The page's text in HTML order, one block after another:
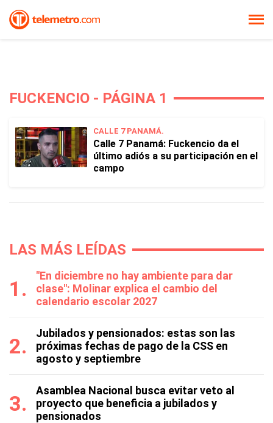
FUCKENCIO - PÁGINA 1
CALLE 7 PANAMÁ.
Calle 7 Panamá: Fuckencio da el
último adiós a su participación en el
campo
LAS MÁS LEÍDAS
"En diciembre no hay ambiente para dar
clase": Molinar explica el cambio del
calendario escolar 2027
Jubilados y pensionados: estas son las
próximas fechas de pago de la CSS en
agosto y septiembre
Asamblea Nacional busca evitar veto al
proyecto que beneficia a jubilados y
pensionados